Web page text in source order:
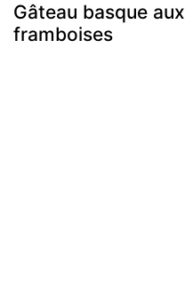
Gâteau basque aux
framboises